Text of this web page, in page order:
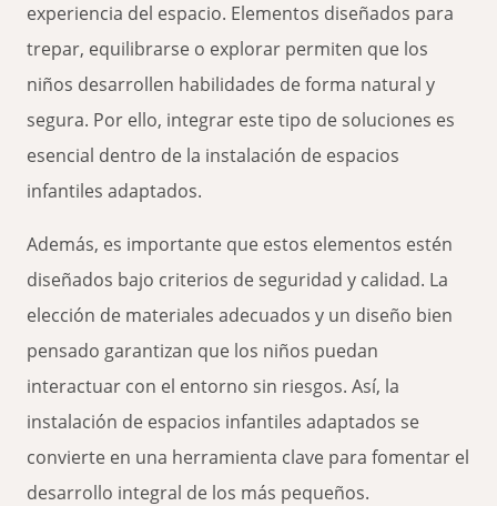
experiencia del espacio. Elementos diseñados para
trepar, equilibrarse o explorar permiten que los
niños desarrollen habilidades de forma natural y
segura. Por ello, integrar este tipo de soluciones es
esencial dentro de la instalación de espacios
infantiles adaptados.
Además, es importante que estos elementos estén
diseñados bajo criterios de seguridad y calidad. La
elección de materiales adecuados y un diseño bien
pensado garantizan que los niños puedan
interactuar con el entorno sin riesgos. Así, la
instalación de espacios infantiles adaptados se
convierte en una herramienta clave para fomentar el
desarrollo integral de los más pequeños.